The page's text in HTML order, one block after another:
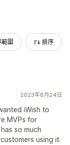
圍 排序
2023年8月24日
iWish to
MVPs for
so much
using it.